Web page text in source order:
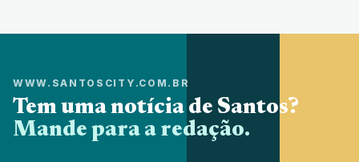
WWW.SANTOSCITY.COM.BR
Tem uma notícia de Santos?
Mande para a redação.